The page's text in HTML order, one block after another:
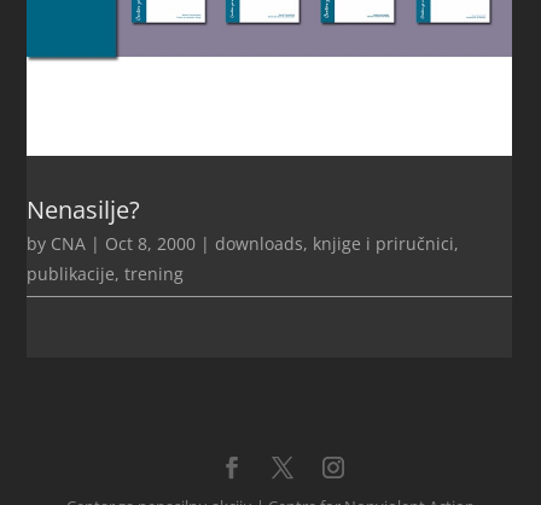
Nenasilje?
by CNA | Oct 8, 2000 | downloads, knjige i priručnici,
publikacije,trening